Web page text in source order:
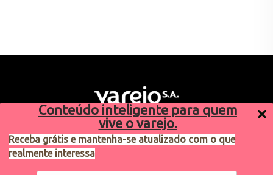
Conteúdo inteligente para quem
vive o varejo.
Receba grátis e mantenha-se atualizado com o que
realmente interessa
Sugestões de pauta